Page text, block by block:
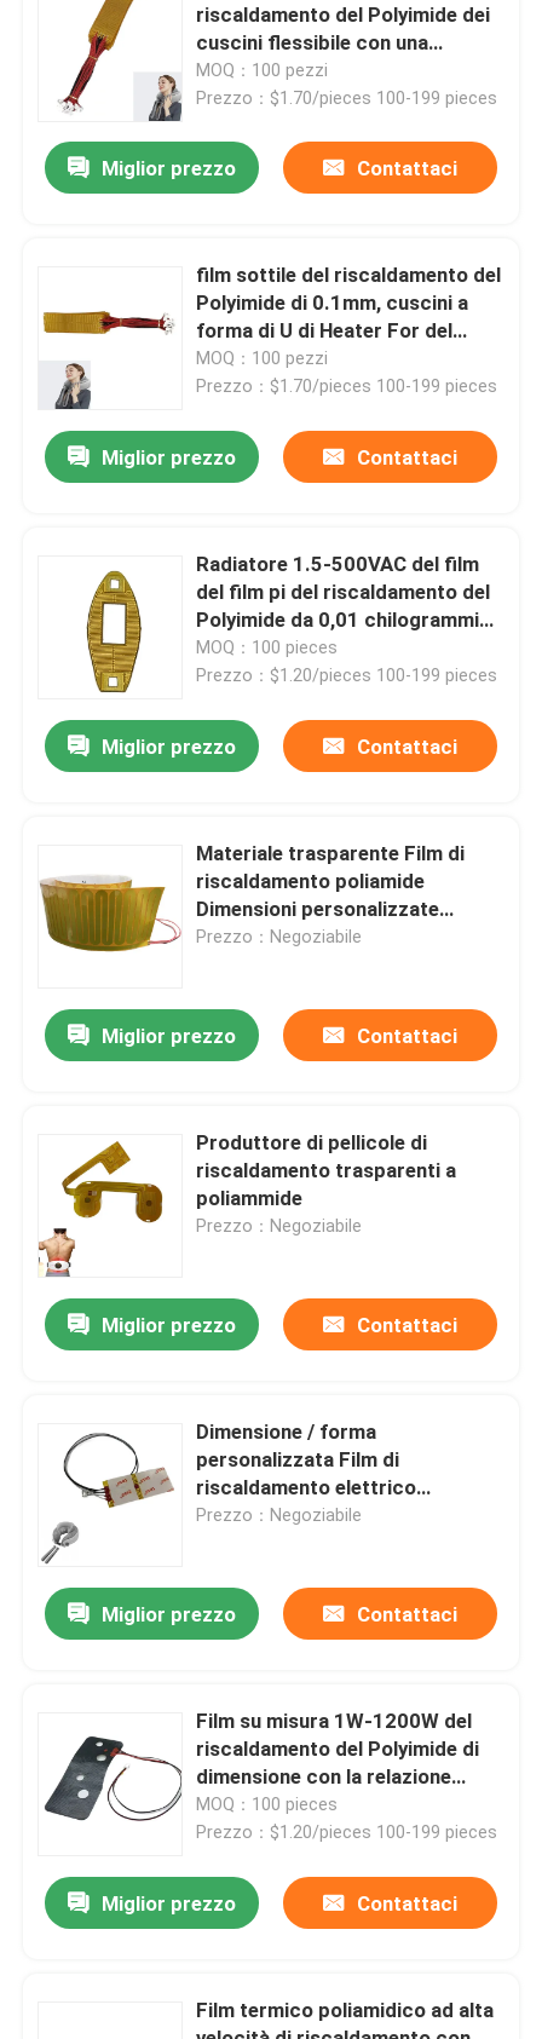
Casa
Video
Circa noi
Giro della fabbrica
Controllo di qualità
Notizie
Richieda una citazione
Radiatore del film di pi
riscaldamento del Polyimide dei
cuscini flessibile con una
temperatura di 260 gradi
regolabile
MOQ：100 pezzi
Prezzo：$1.70/pieces 100-199 pieces
Miglior prezzo Contattaci
film sottile del riscaldamento del
Polyimide di 0.1mm, cuscini a
forma di U di Heater For del
Kapton su ordinazione flessibile
MOQ：100 pezzi
Prezzo：$1.70/pieces 100-199 pieces
Miglior prezzo Contattaci
Radiatore 1.5-500VAC del film
del film pi del riscaldamento del
Polyimide da 0,01 chilogrammi
per uso industriale
MOQ：100 pieces
Prezzo：$1.20/pieces 100-199 pieces
Miglior prezzo Contattaci
Materiale trasparente Film di
riscaldamento poliamide
Dimensioni personalizzate
Riscaldatore a pellicola flessibile
Prezzo：Negoziabile
Miglior prezzo Contattaci
Produttore di pellicole di
riscaldamento trasparenti a
poliammide
Prezzo：Negoziabile
Miglior prezzo Contattaci
Dimensione / forma
personalizzata Film di
riscaldamento elettrico
poliamide Soluzione di
Prezzo：Negoziabile
Miglior prezzo Contattaci
Film su misura 1W-1200W del
riscaldamento del Polyimide di
dimensione con la relazione
sull'esperimento del macchinario
MOQ：100 pieces
Prezzo：$1.20/pieces 100-199 pieces
Miglior prezzo Contattaci
Film termico poliamidico ad alta